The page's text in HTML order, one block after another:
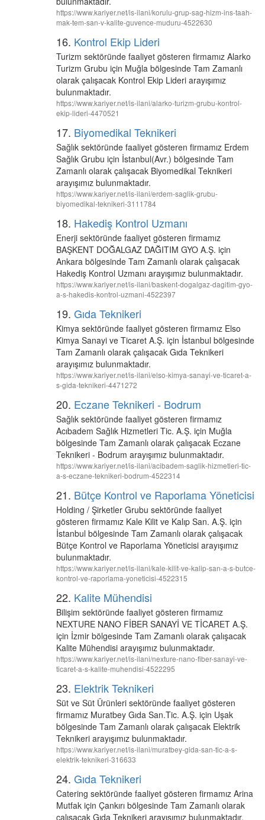
https://www.kariyer.net/is-ilani/korulu-grup-sag-hizm-ins-taah-
mak-tem-san-v-kalite-guvence-muduru-4522630
16. Kontrol Ekip Lideri
Turizm sektöründe faaliyet gösteren firmamız Alarko
Turizm Grubu için Muğla bölgesinde Tam Zamanlı
olarak çalışacak Kontrol Ekip Lideri arayışımız
bulunmaktadır.
https://www.kariyer.net/is-ilani/alarko-turizm-grubu-kontrol-
ekip-lideri-4470521
17. Biyomedikal Teknikeri
Sağlık sektöründe faaliyet gösteren firmamız Erdem
Sağlık Grubu için İstanbul(Avr.) bölgesinde Tam
Zamanlı olarak çalışacak Biyomedikal Teknikeri
arayışımız bulunmaktadır.
https://www.kariyer.net/is-ilani/erdem-saglik-grubu-
biyomedikal-teknikeri-3111784
18. Hakediş Kontrol Uzmanı
Enerji sektöründe faaliyet gösteren firmamız
BAŞKENT DOĞALGAZ DAĞITIM GYO A.Ş. için
Ankara bölgesinde Tam Zamanlı olarak çalışacak
Hakediş Kontrol Uzmanı arayışımız bulunmaktadır.
https://www.kariyer.net/is-ilani/baskent-dogalgaz-dagitim-gyo-
a-s-hakedis-kontrol-uzmani-4522397
19. Gıda Teknikeri
Kimya sektöründe faaliyet gösteren firmamız Elso
Kimya Sanayi ve Ticaret A.Ş. için İstanbul bölgesinde
Tam Zamanlı olarak çalışacak Gıda Teknikeri
arayışımız bulunmaktadır.
https://www.kariyer.net/is-ilani/elso-kimya-sanayi-ve-ticaret-a-
s-gida-teknikeri-4471272
20. Eczane Teknikeri - Bodrum
Sağlık sektöründe faaliyet gösteren firmamız
Acıbadem Sağlık Hizmetleri Tic. A.Ş. için Muğla
bölgesinde Tam Zamanlı olarak çalışacak Eczane
Teknikeri - Bodrum arayışımız bulunmaktadır.
https://www.kariyer.net/is-ilani/acibadem-saglik-hizmetleri-tic-
a-s-eczane-teknikeri-bodrum-4522314
21. Bütçe Kontrol ve Raporlama Yöneticisi
Holding / Şirketler Grubu sektöründe faaliyet
gösteren firmamız Kale Kilit ve Kalıp San. A.Ş. için
İstanbul bölgesinde Tam Zamanlı olarak çalışacak
Bütçe Kontrol ve Raporlama Yöneticisi arayışımız
bulunmaktadır.
https://www.kariyer.net/is-ilani/kale-kilit-ve-kalip-san-a-s-butce-
kontrol-ve-raporlama-yoneticisi-4522315
22. Kalite Mühendisi
Bilişim sektöründe faaliyet gösteren firmamız
NEXTURE NANO FİBER SANAYİ VE TİCARET A.Ş.
için İzmir bölgesinde Tam Zamanlı olarak çalışacak
Kalite Mühendisi arayışımız bulunmaktadır.
https://www.kariyer.net/is-ilani/nexture-nano-fiber-sanayi-ve-
ticaret-a-s-kalite-muhendisi-4522295
23. Elektrik Teknikeri
Süt ve Süt Ürünleri sektöründe faaliyet gösteren
firmamız Muratbey Gıda San.Tic. A.Ş. için Uşak
bölgesinde Tam Zamanlı olarak çalışacak Elektrik
Teknikeri arayışımız bulunmaktadır.
https://www.kariyer.net/is-ilani/muratbey-gida-san-tic-a-s-
elektrik-teknikeri-316633
24. Gıda Teknikeri
Catering sektöründe faaliyet gösteren firmamız Arina
Mutfak için Çankırı bölgesinde Tam Zamanlı olarak
çalışacak Gıda Teknikeri arayışımız bulunmaktadır.